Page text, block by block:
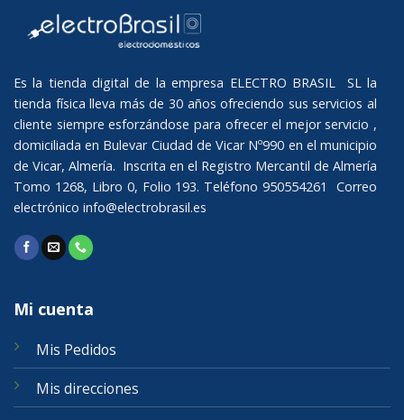
Es la tienda digital de la empresa ELECTRO BRASIL SL la
tienda física lleva más de 30 años ofreciendo sus servicios al
cliente siempre esforzándose para ofrecer el mejor servicio ,
domiciliada en Bulevar Ciudad de Vicar Nº990 en el municipio
de Vicar, Almería. Inscrita en el Registro Mercantil de Almería
Tomo 1268, Libro 0, Folio 193. Teléfono 950554261 Correo
electrónico info@electrobrasil.es
Mi cuenta
Mis Pedidos
Mis direcciones